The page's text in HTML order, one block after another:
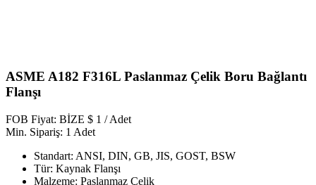
ASME A182 F316L Paslanmaz Çelik Boru Bağlantı
Flanşı
FOB Fiyat: BİZE $ 1 / Adet
Min. Sipariş: 1 Adet
Standart: ANSI, DIN, GB, JIS, GOST, BSW
Tür: Kaynak Flanşı
Malzeme: Paslanmaz Çelik